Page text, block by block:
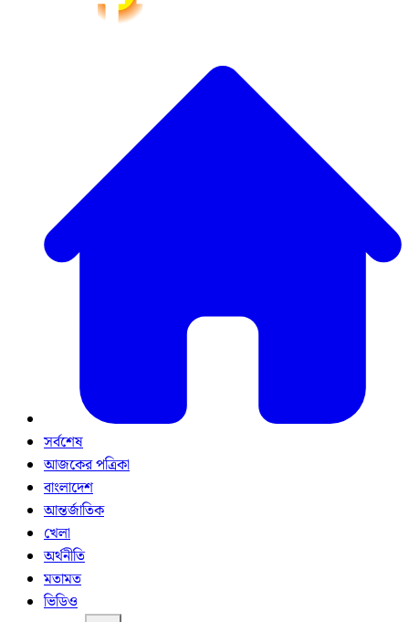
সর্বশেষ
আজকের পত্রিকা
বাংলাদেশ
আন্তর্জাতিক
খেলা
অর্থনীতি
মতামত
ভিডিও